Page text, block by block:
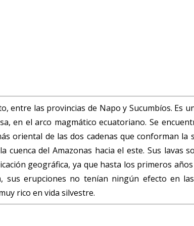
entre las provincias de Napo y Sucumbíos. Es
en el arco magmático ecuatoriano. Se
oriental de las dos cadenas que conforman la
del Amazonas hacia el este. Sus lavas
geográfica, ya que hasta los primeros
sus erupciones no tenían ningún efecto en
rico en vida silvestre.